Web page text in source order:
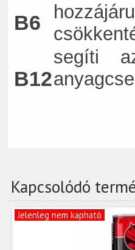
B6
B12
segíti
Kapcsolódó
Jelenleg nem kapható